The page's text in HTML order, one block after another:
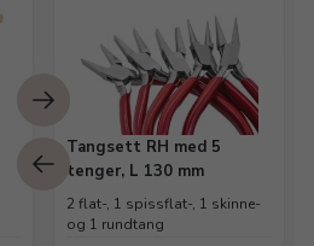
Tangsett RH med 5
tenger, L 130 mm
2 flat-, 1 spissflat-, 1 skinne-
og 1 rundtang